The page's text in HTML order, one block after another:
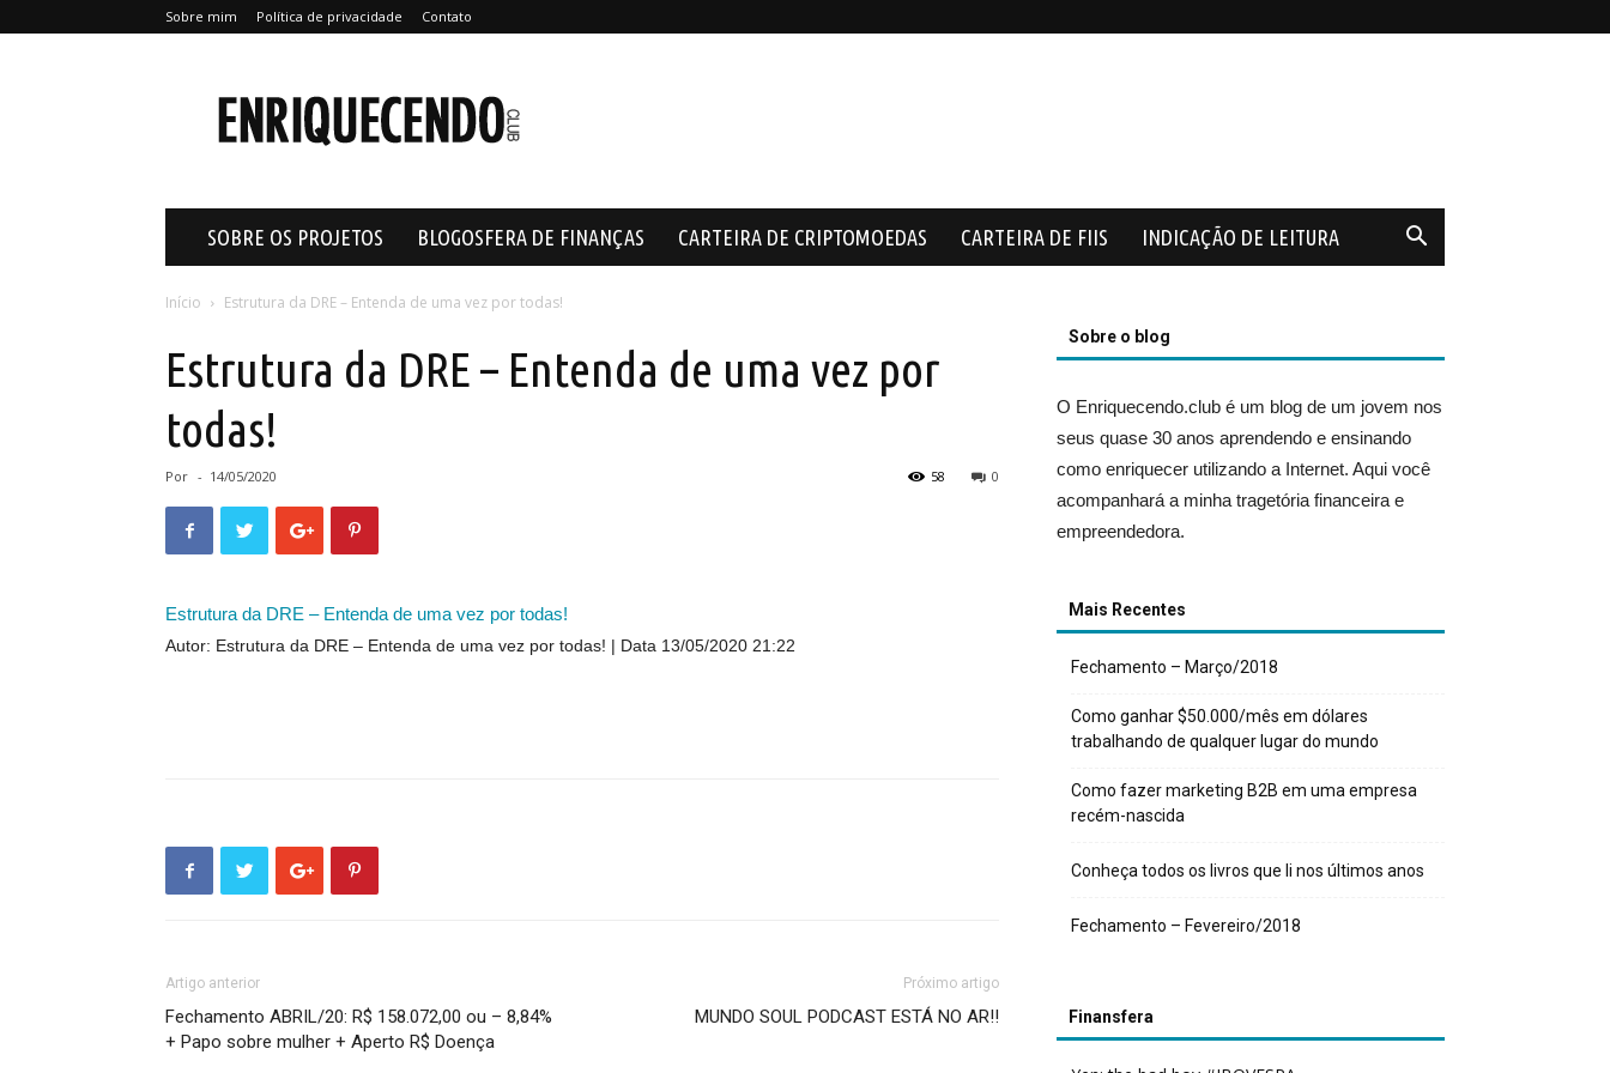
Sobre mim Política de privacidade Contato
SOBRE OS PROJETOS BLOGOSFERA DE FINANÇAS CARTEIRA DE CRIPTOMOEDAS CARTEIRA DE FIIS INDICAÇÃO DE LEITURA
Início Estrutura da DRE – Entenda de uma vez por todas!
Estrutura da DRE – Entenda de uma vez por
todas!
Por - 14/05/2020 0
58
Estrutura da DRE – Entenda de uma vez por todas!
Autor: Estrutura da DRE – Entenda de uma vez por todas! Data 13/05/2020 21:22
Artigo anterior
Fechamento ABRIL/20: R$ 158.072,00 ou – 8,84%
+ Papo sobre mulher + Aperto R$ Doença
Próximo artigo
MUNDO SOUL PODCAST ESTÁ NO AR!!
Sobre o blog
O Enriquecendo.club é um blog de um jovem nos
seus quase 30 anos aprendendo e ensinando
como enriquecer utilizando a Internet. Aqui você
acompanhará a minha tragetória financeira e
empreendedora.
Mais Recentes
Fechamento – Março/2018
Como ganhar $50.000/mês em dólares
trabalhando de qualquer lugar do mundo
Como fazer marketing B2B em uma empresa
recém-nascida
Conheça todos os livros que li nos últimos anos
Fechamento – Fevereiro/2018
Finansfera